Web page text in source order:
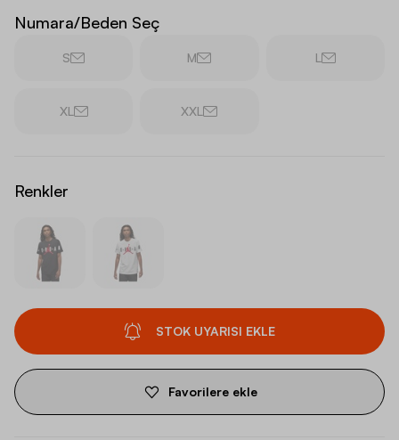
Numara/Beden Seç
S M L
XL XXL
Renkler
STOK UYARISI EKLE
Favorilere ekle